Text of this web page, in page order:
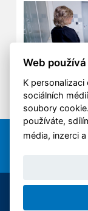
© 2014-2026
Web
K
sociálních
soubory
používáte,
média, inzerci